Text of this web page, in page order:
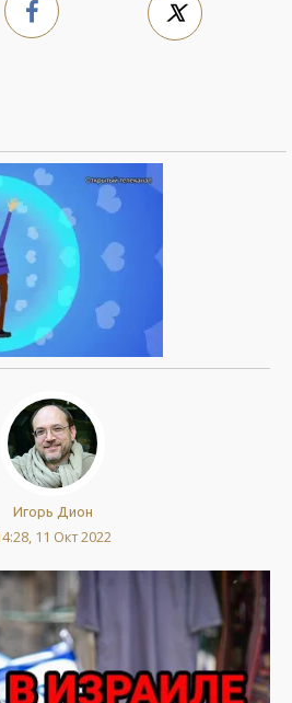
Игорь Дион
11 Окт 2022